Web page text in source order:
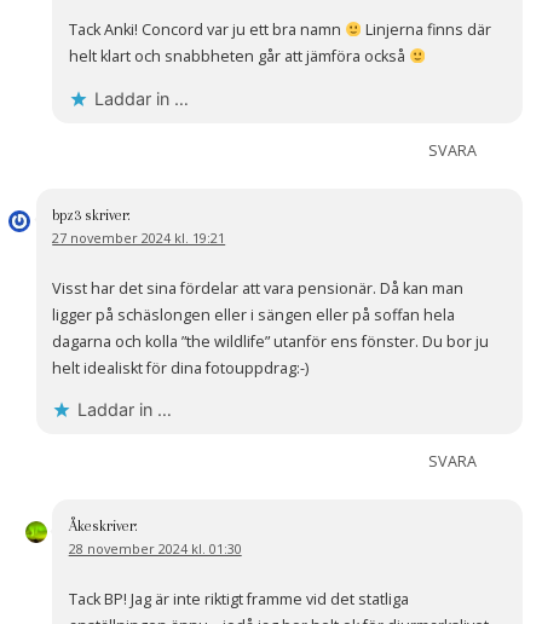
Tack Anki! Concord var ju ett bra namn
Linjerna finns där
helt klart och snabbheten går att jämföra också
Laddar in …
SVARA
bpz3 skriver:
27 november 2024 kl. 19:21
Visst har det sina fördelar att vara pensionär. Då kan man
ligger på schäslongen eller i sängen eller på soffan hela
dagarna och kolla ”the wildlife” utanför ens fönster. Du bor ju
helt idealiskt för dina fotouppdrag:-)
Laddar in …
SVARA
Åkeskriver:
28 november 2024 kl. 01:30
Tack BP! Jag är inte riktigt framme vid det statliga